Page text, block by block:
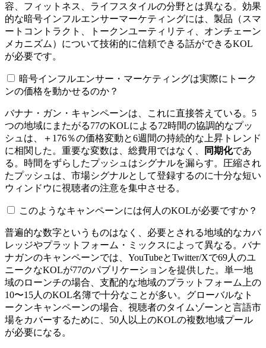
容、フィットネス、ライフスタイルの分野とは異なる。効果
的な暗号インフルエンサーマーケティングには、製品（スマ
ートコントラクト、トークンユーティリティ、オンチェーン
メカニズム）について技術的に信頼できる話ができるKOL
が必要です。
暗号インフルエンサー・マーケティングは実際にトーク
ンの価格を動かせるのか？
バナナ・ガン・キャンペーンは、これに直接答えている。5
つの地域にまたがる77のKOLによる72時間の協調的なプッ
シュは、＋176％の価格変動と6週間の持続的な上昇トレンド
に相関した。重要な変数は、総費用ではなく、
同期化であ
る。時間をずらしたプッシュはシグナルを漏らす。圧縮され
たプッシュは、市場シグナルとして登録するのに十分な短い
ウィンドウに視聴者の注意を集中させる。
このようなキャンペーンには何人のKOLが必要ですか？
普遍的な数字というものはなく、必要とされる地域的なカバ
レッジやプラットフォーム・ミックスによって異なる。バナ
ナガンのキャンペーンでは、YouTubeとTwitter/Xで69人のユ
ニークなKOLが77のパブリケーションを提供した。単一地
域のローンチの場合、支配的な地域のプラットフォーム上の
10〜15人のKOL名簿で十分なことが多い。グローバルなト
ークンキャンペーンの場合、視聴者のタイムゾーンと言語市
場をカバーするために、50人以上のKOLの複数地域プール
が必要になる。